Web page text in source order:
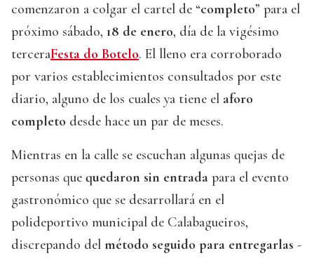
comenzaron a colgar el cartel de “completo” para el
próximo sábado, 18 de enero, día de la vigésimo
terceraFesta do Botelo. El lleno era corroborado
por varios establecimientos consultados por este
diario, alguno de los cuales ya tiene el aforo
completo desde hace un par de meses.
Mientras en la calle se escuchan algunas quejas de
personas que quedaron sin entrada para el evento
gastronómico que se desarrollará en el
polideportivo municipal de Calabagueiros,
discrepando del método seguido para entregarlas -